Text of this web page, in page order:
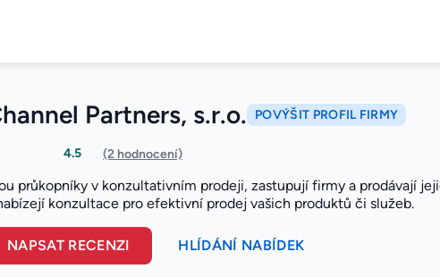
Partners, s.r.o. POVÝŠIT PROFIL FIRMY
4.5 (2 hodnocení)
průkopníky v konzultativním prodeji, zastupují firmy a prodávají
konzultace pro efektivní prodej vašich produktů či služeb.
NAPSAT RECENZI HLÍDÁNÍ NABÍDEK